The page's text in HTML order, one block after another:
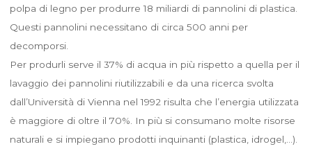
polpa di legno per produrre 18 miliardi di pannolini di plastica.
Questi pannolini necessitano di circa 500 anni per
decomporsi.
Per produrli serve il 37% di acqua in più rispetto a quella per il
lavaggio dei pannolini riutilizzabili e da una ricerca svolta
dall’Università di Vienna nel 1992 risulta che l’energia utilizzata
è maggiore di oltre il 70%. In più si consumano molte risorse
naturali e si impiegano prodotti inquinanti (plastica, idrogel,…).